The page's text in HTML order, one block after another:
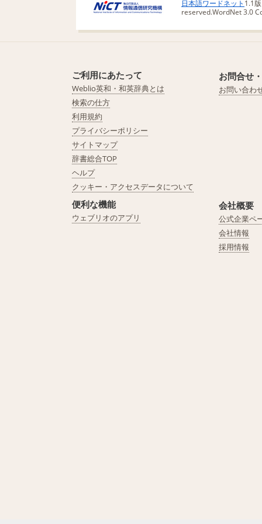
日本語ワードネット 1.1
reserved.WordNet 3.0
ご利用にあたって
Weblio英和・和英辞典とは
検索の仕方
利用規約
プライバシーポリシー
サイトマップ
辞書総合TOP
ヘルプ
クッキー・アクセスデータについて
便利な機能
ウェブリオのアプリ
お問合せ
お問い合わ
会社概要
公式企業ペ
会社情報
採用情報